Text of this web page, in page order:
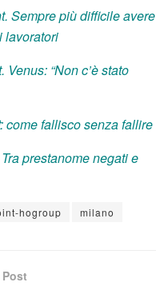
Sempre più difficile avere
lavoratori
Venus: “Non c’è stato
come fallisco senza fallire
prestanome negati e
hogroup milano